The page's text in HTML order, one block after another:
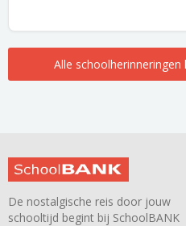
Alle schoolherinneringen
De nostalgische reis door jouw
schooltijd begint bij SchoolBANK